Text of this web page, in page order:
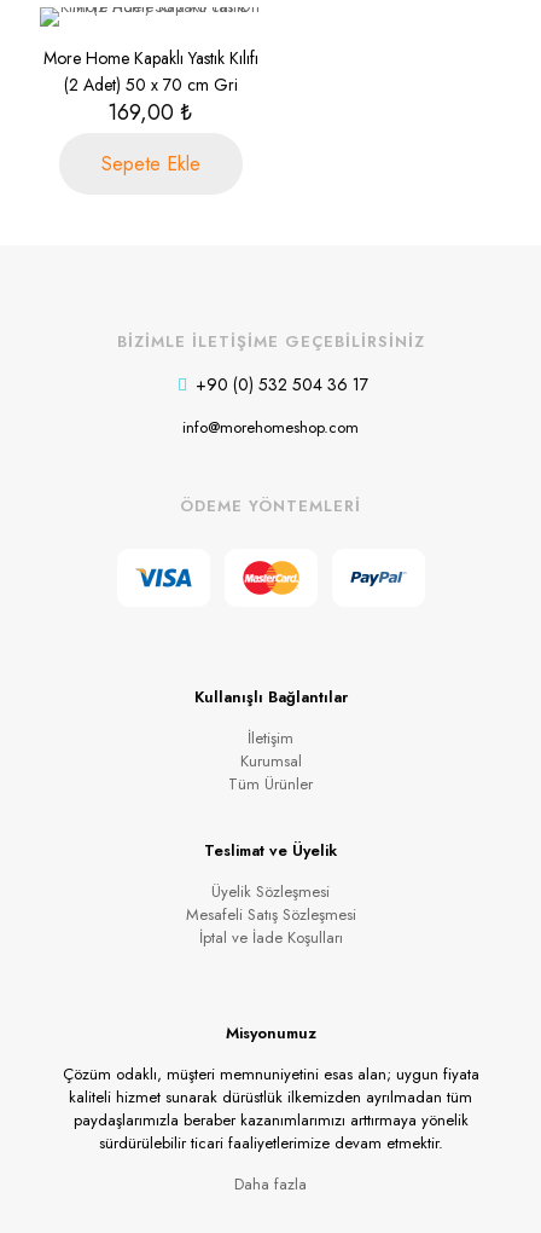
More Home Kapaklı Yastık Kılıfı
(2 Adet) 50 x 70 cm Gri
169,00₺
Sepete Ekle
BİZİMLE İLETİŞİME GEÇEBİLİRSİNİZ
+90 (0) 532 504 36 17
info@morehomeshop.com
ÖDEME YÖNTEMLERİ
Kullanışlı Bağlantılar
İletişim
Kurumsal
Tüm Ürünler
Teslimat ve Üyelik
Üyelik Sözleşmesi
Mesafeli Satış Sözleşmesi
İptal ve İade Koşulları
Misyonumuz
Çözüm odaklı, müşteri memnuniyetini esas alan; uygun fiyata
kaliteli hizmet sunarak dürüstlük ilkemizden ayrılmadan tüm
paydaşlarımızla beraber kazanımlarımızı arttırmaya yönelik
sürdürülebilir ticari faaliyetlerimize devam etmektir.
Daha fazla